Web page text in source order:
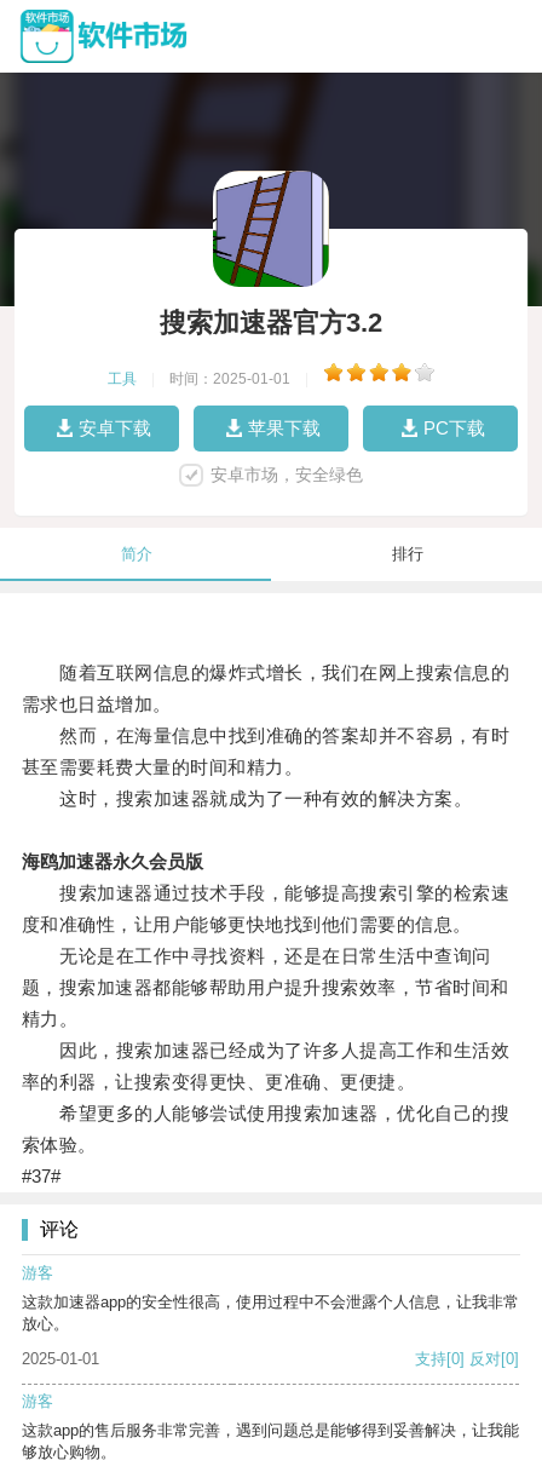
搜索加速器官方3.2
工具 时间：2025-01-01
安卓下载 苹果下载 PC下载
安卓市场，安全绿色
简介 排行
随着互联网信息的爆炸式增长，我们在网上搜索信息的
需求也日益增加。
然而，在海量信息中找到准确的答案却并不容易，有时
甚至需要耗费大量的时间和精力。
这时，搜索加速器就成为了一种有效的解决方案。
海鸥加速器永久会员版
搜索加速器通过技术手段，能够提高搜索引擎的检索速
度和准确性，让用户能够更快地找到他们需要的信息。
无论是在工作中寻找资料，还是在日常生活中查询问
题，搜索加速器都能够帮助用户提升搜索效率，节省时间和
精力。
因此，搜索加速器已经成为了许多人提高工作和生活效
率的利器，让搜索变得更快、更准确、更便捷。
希望更多的人能够尝试使用搜索加速器，优化自己的搜
索体验。
#37#
评论
游客
这款加速器app的安全性很高，使用过程中不会泄露个人信息，让我非常
放心。
2025-01-01
支持[0] 反对[0]
游客
这款app的售后服务非常完善，遇到问题总是能够得到妥善解决，让我能
够放心购物。